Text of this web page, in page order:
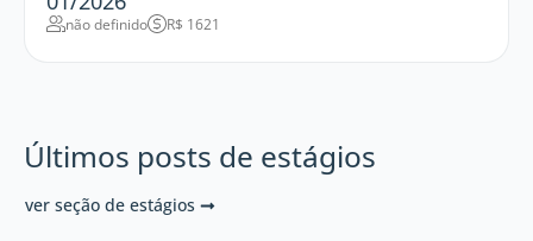
não definido R$ 1621
Últimos posts de estágios
ver seção de estágios